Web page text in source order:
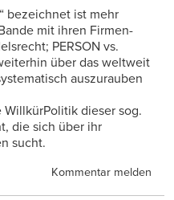
bezeichnet ist mehr
mit ihren Firmen-
PERSON vs.
über das weltweit
auszurauben
dieser sog.
die sich über ihr
sucht.
Kommentar melden